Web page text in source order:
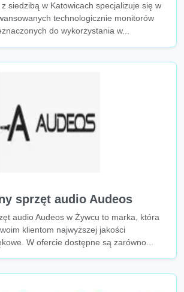
siedzibą w Katowicach specjalizuje się w
technologicznie monitorów
do wykorzystania w...
sprzęt audio Audeos
audio Audeos w Żywcu to marka, która
klientom najwyższej jakości
W ofercie dostępne są zarówno...